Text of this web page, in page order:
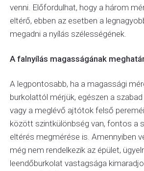
venni. Előfordulhat, hogy a három
eltérő, ebben az esetben a
megadni a nyílás szélességének.
A falnyílás magasságának
A legpontosabb, ha a magassági
burkolattól mérjük, egészen a
vagy a meglévő ajtótok felső
között szintkülönbség van, fontos a
eltérés megmérése is. Amennyiben
még nem rendelkezik az épület,
leendőburkolat vastagsága